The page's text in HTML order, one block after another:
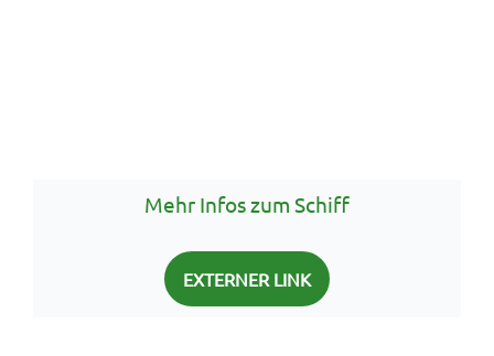
Mehr Infos zum Schiff
EXTERNER LINK